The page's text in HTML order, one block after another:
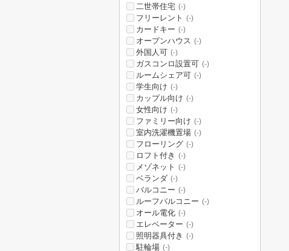
二世帯住宅 (-)
フリーレント (-)
カードキー (-)
オープンハウス (-)
外国人可 (-)
ガスコンロ設置可 (-)
ルームシェア可 (-)
学生向け (-)
カップル向け (-)
女性向け (-)
ファミリー向け (-)
室内洗濯機置場 (-)
フローリング (-)
ロフト付き (-)
メゾネット (-)
ベランダ (-)
バルコニー (-)
ルーフバルコニー (-)
オール電化 (-)
エレベーター (-)
照明器具付き (-)
駐輪場 (-)